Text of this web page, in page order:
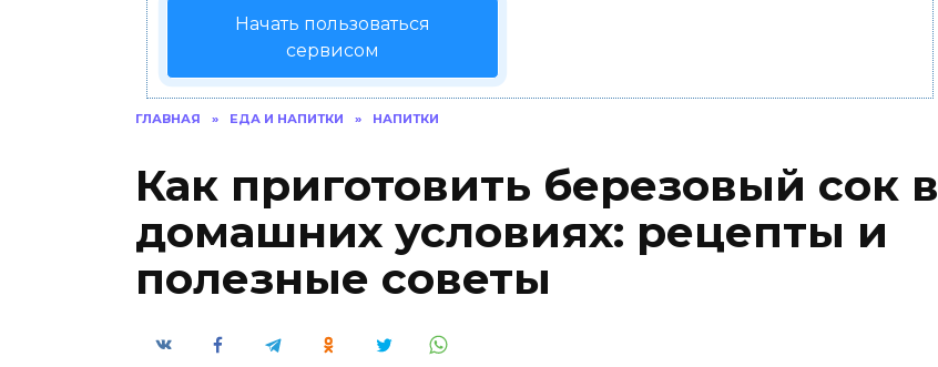
Начать пользоваться
сервисом
ГЛАВНАЯ » ЕДА И НАПИТКИ » НАПИТКИ
Как приготовить березовый сок в
домашних условиях: рецепты и
полезные советы